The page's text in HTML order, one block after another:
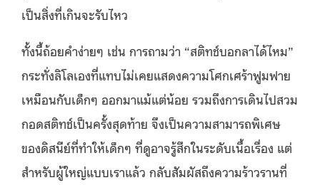
เป็นสิ่งที่เกินจะรับไหว
ทั้งนี้ถ้อยคำง่ายๆ เช่น การถามว่า “สติทช์บอกลาได้ไหม”
กระทั่งลิโลเองที่แทบไม่เคยแสดงความโศกเศร้าฟูมฟาย
เหมือนกับเด็กๆ ออกมาแม้แต่น้อย รวมถึงการเดินไปสวม
กอดสติทช์เป็นครั้งสุดท้าย จึงเป็นความสามารถพิเศษ
ของดิสนีย์ที่ทำให้เด็กๆ ที่ดูอาจรู้สึกในระดับเนื้อเรื่อง แต่
สำหรับผู้ใหญ่แบบเราแล้ว กลับสัมผัสถึงความร้าวรานที่